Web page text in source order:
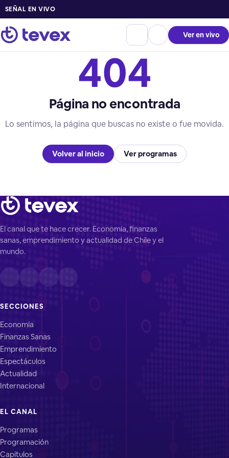
SEÑAL EN VIVO
Ver en vivo
404
Página no encontrada
Lo sentimos, la página que buscas no existe o fue movida.
Volver al inicio Ver programas
El canal que te hace crecer. Economía, finanzas
sanas, emprendimiento y actualidad de Chile y el
mundo.
SECCIONES
Economía
Finanzas Sanas
Emprendimiento
Espectáculos
Actualidad
Internacional
EL CANAL
Programas
Programación
Capítulos